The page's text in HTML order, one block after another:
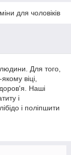
для чоловіків
Для того,
віці,
Наші
і
і поліпшити
бажання і